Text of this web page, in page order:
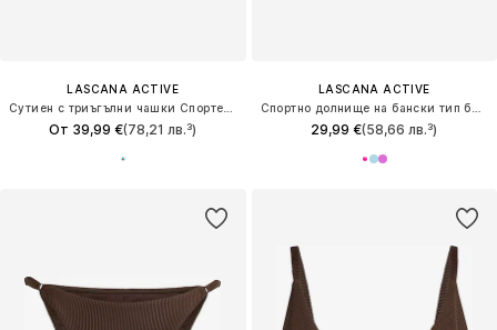
LASCANA ACTIVE
От 39,99 €(78,21 лв.³)
LASCANA ACTIVE
29,99 €(58,66 лв.³)